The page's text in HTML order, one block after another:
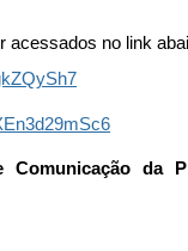
acessados no link
da